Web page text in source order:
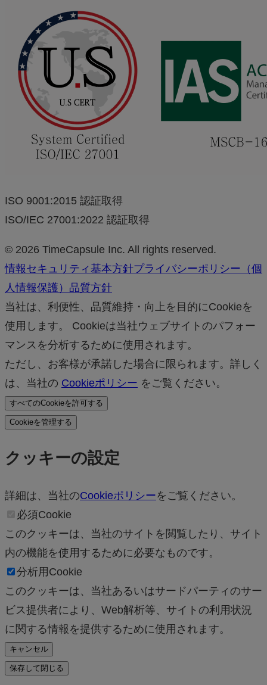
ISO 9001:2015 認証取得
ISO/IEC 27001:2022 認証取得
© 2026 TimeCapsule Inc. All rights reserved.
情報セキュリティ基本方針プライバシーポリシー（個
人情報保護） 品質方針
当社は、利便性、品質維持・向上を目的にCookieを
使用します。 Cookieは当社ウェブサイトのパフォー
マンスを分析するために使用されます。
ただし、お客様が承諾した場合に限られます。詳しく
は、当社の Cookieポリシー をご覧ください。
すべてのCookieを許可する
Cookieを管理する
クッキーの設定
詳細は、当社のCookieポリシーをご覧ください。
必須Cookie
このクッキーは、当社のサイトを閲覧したり、サイト
内の機能を使用するために必要なものです。
分析用Cookie
このクッキーは、当社あるいはサードパーティのサー
ビス提供者により、Web解析等、サイトの利用状況
に関する情報を提供するために使用されます。
キャンセル
保存して閉じる